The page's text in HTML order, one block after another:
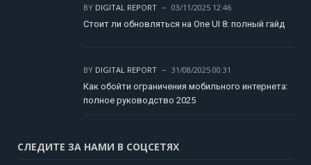
BY DIGITAL REPORT
03/11/2025 12:46
Стоит ли обновляться на One UI 8: полный гайд
BY DIGITAL REPORT
31/08/2025 00:31
Как обойти ограничения мобильного интернета:
полное руководство 2025
СЛЕДИТЕ ЗА НАМИ В СОЦСЕТЯХ